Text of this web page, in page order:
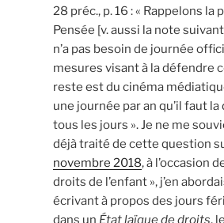
28 préc., p. 16 : « Rappelons la
Pensée [v. aussi la note
n’a pas besoin de journée
mesures visant à la défendre
reste est du cinéma
une journée par an qu’il faut
tous les jours ». Je ne me
déjà traité de cette question
novembre 2018, à l’occasion
droits de l’enfant », j’en
écrivant à propos des jours
dans un État laïquede droits,